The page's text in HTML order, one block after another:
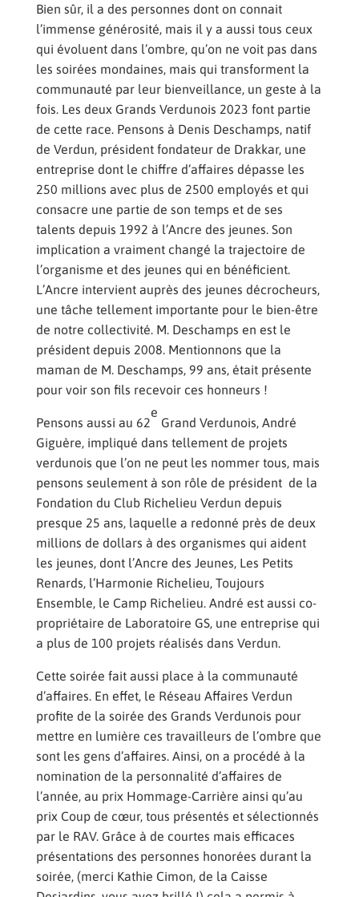
Bien sûr, il a des personnes dont on connait
l’immense générosité, mais il y a aussi tous ceux
qui évoluent dans l’ombre, qu’on ne voit pas dans
les soirées mondaines, mais qui transforment la
communauté par leur bienveillance, un geste à la
fois. Les deux Grands Verdunois 2023 font partie
de cette race. Pensons à Denis Deschamps, natif
de Verdun, président fondateur de Drakkar, une
entreprise dont le chiffre d’affaires dépasse les
250 millions avec plus de 2500 employés et qui
consacre une partie de son temps et de ses
talents depuis 1992 à l’Ancre des jeunes. Son
implication a vraiment changé la trajectoire de
l’organisme et des jeunes qui en bénéficient.
L’Ancre intervient auprès des jeunes décrocheurs,
une tâche tellement importante pour le bien-être
de notre collectivité. M. Deschamps en est le
président depuis 2008. Mentionnons que la
maman de M. Deschamps, 99 ans, était présente
pour voir son fils recevoir ces honneurs !
Pensons aussi au 62
e
Grand Verdunois, André
Giguère, impliqué dans tellement de projets
verdunois que l’on ne peut les nommer tous, mais
pensons seulement à son rôle de président de la
Fondation du Club Richelieu Verdun depuis
presque 25 ans, laquelle a redonné près de deux
millions de dollars à des organismes qui aident
les jeunes, dont l’Ancre des Jeunes, Les Petits
Renards, l’Harmonie Richelieu, Toujours
Ensemble, le Camp Richelieu. André est aussi co-
propriétaire de Laboratoire GS, une entreprise qui
a plus de 100 projets réalisés dans Verdun.
Cette soirée fait aussi place à la communauté
d’affaires. En effet, le Réseau Affaires Verdun
profite de la soirée des Grands Verdunois pour
mettre en lumière ces travailleurs de l’ombre que
sont les gens d’affaires. Ainsi, on a procédé à la
nomination de la personnalité d’affaires de
l’année, au prix Hommage-Carrière ainsi qu’au
prix Coup de cœur, tous présentés et sélectionnés
par le RAV. Grâce à de courtes mais efficaces
présentations des personnes honorées durant la
soirée, (merci Kathie Cimon, de la Caisse